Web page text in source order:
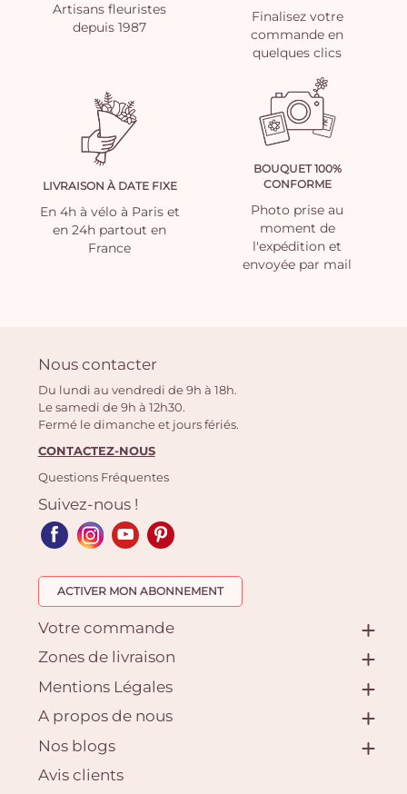
Artisans fleuristes
depuis 1987
Finalisez votre
commande en
quelques clics
LIVRAISON À DATE FIXE
En 4h à vélo à Paris et
en 24h partout en
France
BOUQUET 100%
CONFORME
Photo prise au
moment de
l'expédition et
envoyée par mail
Nous contacter
Du lundi au vendredi de 9h à 18h.
Le samedi de 9h à 12h30.
Fermé le dimanche et jours fériés.
CONTACTEZ-NOUS
Questions Fréquentes
Suivez-nous !
ACTIVER MON ABONNEMENT
Votre commande
Zones de livraison
Mentions Légales
A propos de nous
Nos blogs
Avis clients